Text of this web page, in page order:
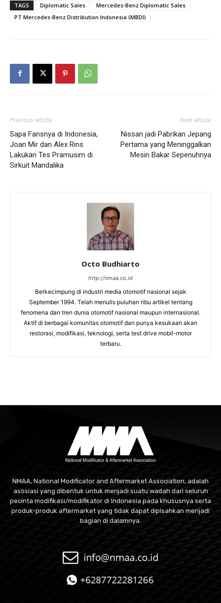
TAGS Diplomatic Sales
Mercedes-Benz Diplomatic Sales
PT Mercedes-Benz Distribution Indonesia (MBDI)
Previous article
Sapa Fansnya di Indonesia,
Joan Mir dan Alex Rins
Lakukan Tes Pramusim di
Sirkuit Mandalika
Next article
Nissan jadi Pabrikan Jepang
Pertama yang Meninggalkan
Mesin Bakar Sepenuhnya
Octo Budhiarto
http://nmaa.co.id
Berkecimpung di industri media otomotif nasional sejak
September 1994. Telah menulis puluhan ribu artikel tentang
fenomena dan tren dunia otomotif nasional maupun internasional.
Aktif di berbagai komunitas otomotif dan punya kesukaan akan
restorasi, modifikasi, teknologi, serta test drive mobil-motor
terbaru.
NMAA, National Modificator and Aftermarket Association, adalah
asosiasi yang dibentuk untuk menjadi suatu wadah dari seluruh
pecinta modifikasi/modifikator di Indonesia pada khususnya serta
produk-produk aftermarket yang tidak dapat dipisahkan menjadi
bagian di dalamnya.